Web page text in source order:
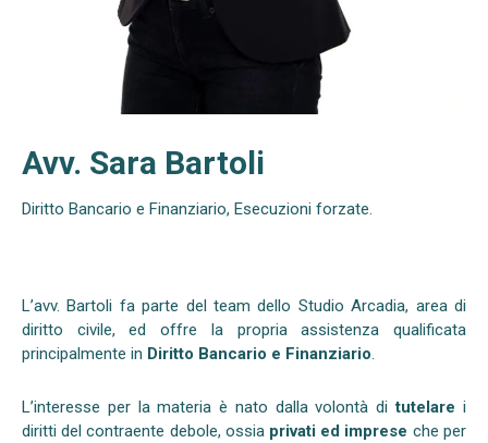
Avv. Sara Bartoli
Diritto Bancario e Finanziario, Esecuzioni forzate.
L’avv. Bartoli fa parte del team dello Studio Arcadia, area di
diritto civile, ed offre la propria assistenza qualificata
principalmente in Diritto Bancario e Finanziario.
L’interesse per la materia è nato dalla volontà ditutelare i
diritti del contraente debole, ossia privati ed imprese che per